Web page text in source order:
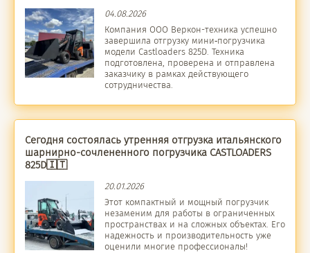
04.08.2026
Компания ООО Веркон-техника успешно
завершила отгрузку мини‑погрузчика
модели Castloaders 825D. Техника
подготовлена, проверена и отправлена
заказчику в рамках действующего
сотрудничества.
Cегодня состоялась утренняя отгрузка итальянского
шарнирно-сочлененного погрузчика CASTLOADERS
825D🇮🇹
20.01.2026
Этот компактный и мощный погрузчик
незаменим для работы в ограниченных
пространствах и на сложных объектах. Его
надежность и производительность уже
оценили многие профессионалы!